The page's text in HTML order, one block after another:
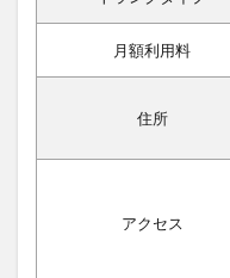
月額利用料
住所
アクセス